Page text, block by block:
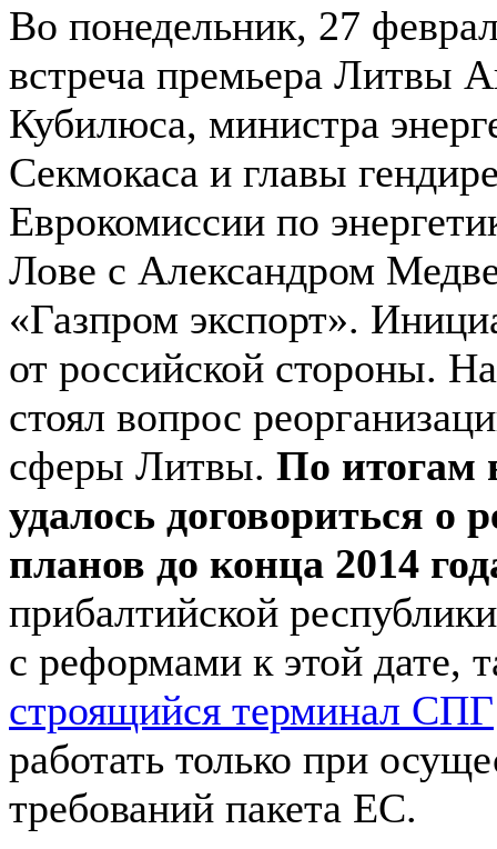
Во понедельник, 27
встреча премьера Литвы
Кубилюса, министра
Секмокаса и главы
Еврокомиссии по
Лове с Александром
«Газпром экспорт».
от российской стороны.
стоял вопрос
сферы Литвы. По итогам
удалось договориться о
планов до конца 2014
прибалтийской
с реформами к этой дате,
строящийся терминал СПГ
работать только при
требований пакета ЕС.